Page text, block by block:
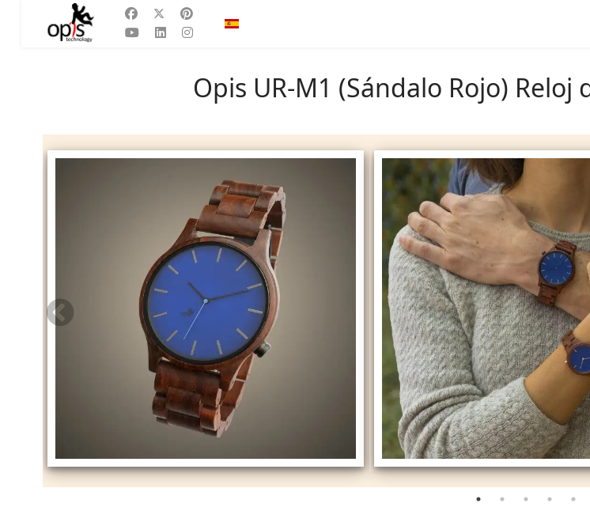
Seleccione su idioma
Opis UR-M1 (Sándalo Rojo)